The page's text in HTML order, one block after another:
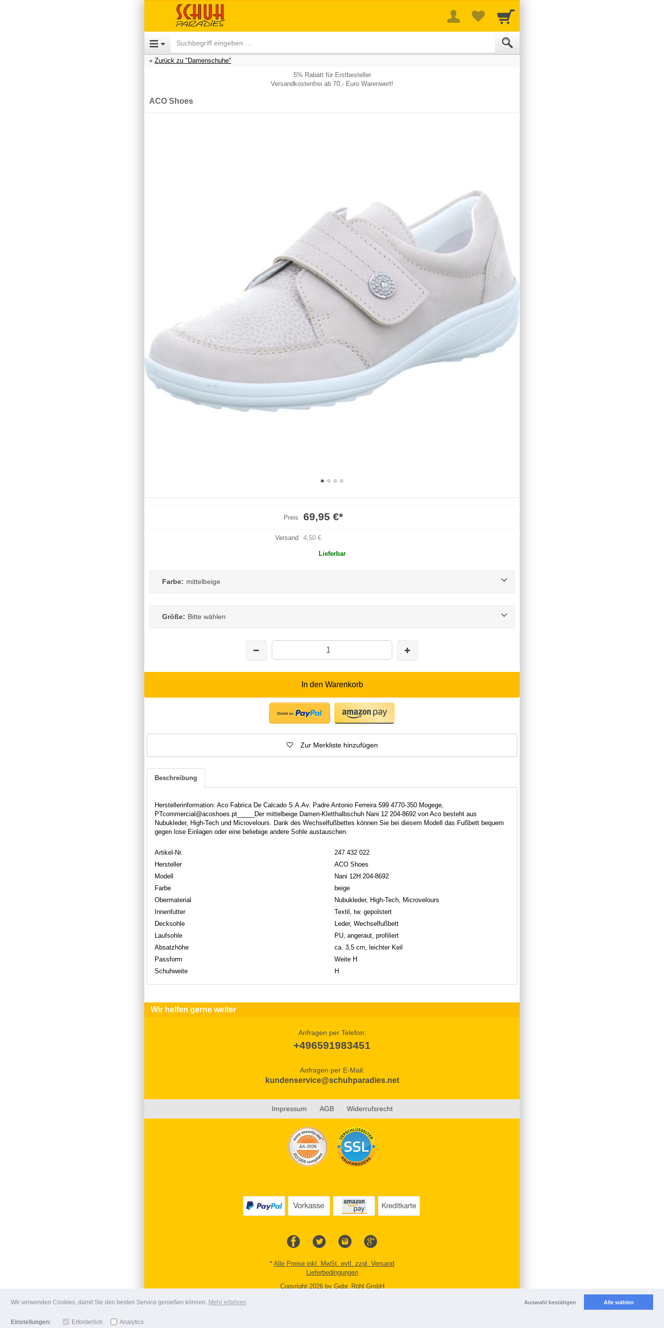
Wir verwenden Cookies, damit Sie den besten Service genießen können. Mehr erfahren Auswahl bestätigen Alle wählen
Einstellungen: Erforderlich Analytics
Zurück zu "Damenschuhe"
5% Rabatt für Erstbesteller
Versandkostenfrei ab 70,- Euro Warenwert!
ACO Shoes
Preis 69,95 €*
Versand 4,50 €
Lieferbar
Farbe: mittelbeige
Größe: Bitte wählen
In den Warenkorb
Zur Merkliste hinzufügen
Beschreibung
Herstellerinformation: Aco Fabrica De Calcado S.A.Av. Padre Antonio Ferreira 599 4770-350 Mogege,
PTcommercial@acoshoes.pt_____Der mittelbeige Damen-Kletthalbschuh Nani 12 204-8692 von Aco besteht aus
Nubukleder, High-Tech und Microvelours. Dank des Wechselfußbettes können Sie bei diesem Modell das Fußbett bequem
gegen lose Einlagen oder eine beliebige andere Sohle austauschen.
Artikel-Nr.
247 432 022
Hersteller
ACO Shoes
Modell
Nani 12H 204-8692
Farbe
beige
Obermaterial
Nubukleder, High-Tech, Microvelours
Innenfutter
Textil, tw. gepolstert
Decksohle
Leder, Wechselfußbett
Laufsohle
PU, angeraut, profiliert
Absatzhöhe
ca. 3,5 cm, leichter Keil
Passform
Weite H
Schuhweite
H
Wir helfen gerne weiter
Anfragen per Telefon:
+496591983451
Anfragen per E-Mail:
kundenservice@schuhparadies.net
Impressum AGB Widerrufsrecht
* Alle Preise inkl. MwSt. evtl. zzgl. Versand
Lieferbedingungen
Copyright 2026 by Gebr. Röhl GmbH